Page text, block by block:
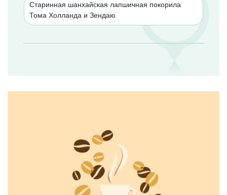
Старинная шанхайская лапшичная покорила
Тома Холланда и Зендаю